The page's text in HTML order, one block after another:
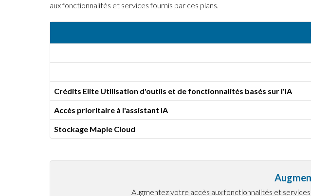
aux fonctionnalités et services fournis par ces plans.
Crédits Elite Utilisation d'outils et de fonctionnalités basés sur l'IA
Accès prioritaire à l'assistant IA
Stockage Maple Cloud
Augmentez votre accès aux fonctionnalités et